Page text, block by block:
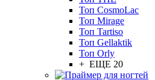
Топ CosmoLac
Топ Mirage
Топ Tartiso
Топ Gellaktik
Топ Orly
+ ЕЩЕ 20